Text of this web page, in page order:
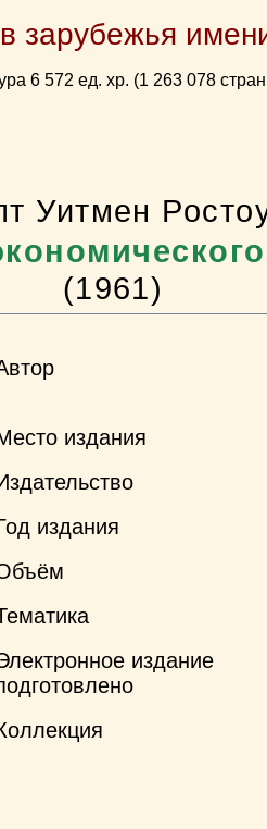
зарубежья
6 572 ед. хр. (1 263 078
Уитмен
(1961)
издания
издания
издание